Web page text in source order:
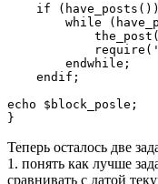
if
while
        endwhile;
    endif;
echo $block_posle;
}
Теперь осталось две
1. понять как лучше
сравнивать с датой